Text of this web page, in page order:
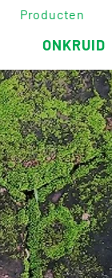
Producten
ONKRUID